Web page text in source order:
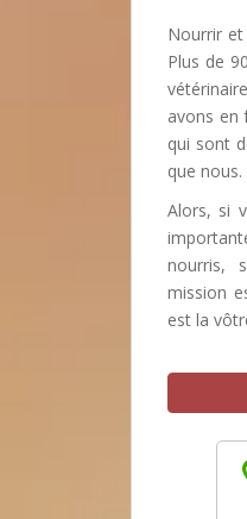
Nourrir
Plus de
avons en
qui sont
que nous.
Alors, si
nourris,
mission
est la